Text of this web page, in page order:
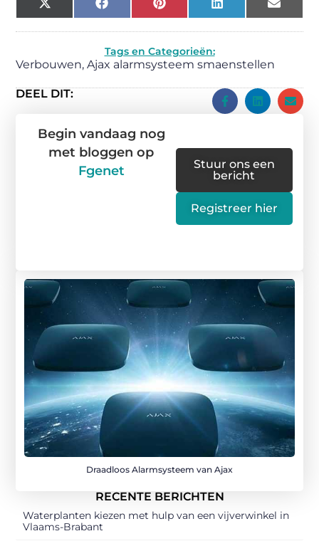
X
(Twitter)
FacebookPinterestLinkedIn Email
Tags en Categorieën:
Verbouwen,Ajax alarmsysteem smaenstellen
DEEL DIT:
Draadloos Alarmsysteem van Ajax
RECENTE BERICHTEN
Waterplanten kiezen met hulp van een vijverwinkel in
Vlaams-Brabant
Begin vandaag nog
met bloggen op
Fgenet
Stuur ons een
bericht
Registreer hier